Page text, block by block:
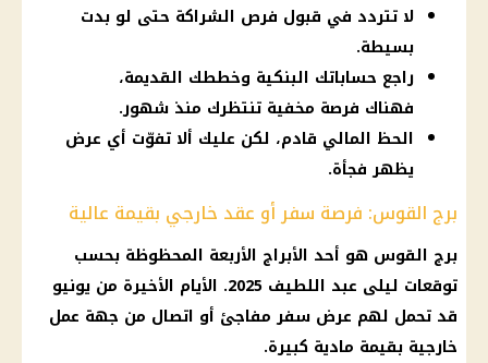
لا تتردد في قبول فرص الشراكة حتى لو بدت
بسيطة.
راجع حساباتك البنكية وخططك القديمة،
فهناك فرصة مخفية تنتظرك منذ شهور.
الحظ المالي قادم، لكن عليك ألا تفوّت أي عرض
يظهر فجأة.
برج القوس: فرصة سفر أو عقد خارجي بقيمة عالية
برج القوس هو أحد الأبراج الأربعة المحظوظة بحسب
توقعات ليلى عبد اللطيف 2025. الأيام الأخيرة من يونيو
قد تحمل لهم عرض سفر مفاجئ أو اتصال من جهة عمل
خارجية بقيمة مادية كبيرة.